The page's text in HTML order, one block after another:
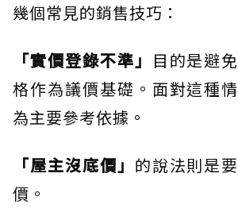
幾個常見的銷售技巧：
「實價登錄不準」 目的是避
格作為議價基礎。面對這種
為主要參考依據。
「屋主沒底價」 的說法則是
價。